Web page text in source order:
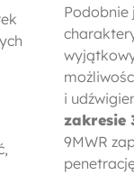
Podobnie
i
zakresie
9MWR